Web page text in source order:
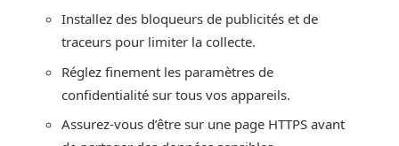
Installez des bloqueurs de publicités et de
traceurs pour limiter la collecte.
Réglez finement les paramètres de
confidentialité sur tous vos appareils.
Assurez-vous d’être sur une page HTTPS avant